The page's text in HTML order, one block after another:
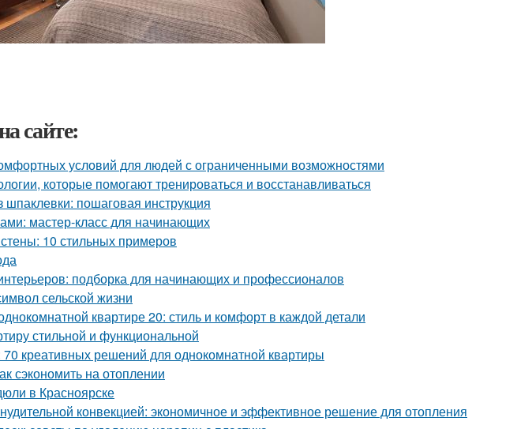
сайте:
условий для людей с ограниченными возможностями
которые помогают тренироваться и восстанавливаться
шпаклевки: пошаговая инструкция
мастер-класс для начинающих
10 стильных примеров
подборка для начинающих и профессионалов
сельской жизни
квартире 20: стиль и комфорт в каждой детали
стильной и функциональной
креативных решений для однокомнатной квартиры
сэкономить на отоплении
в Красноярске
конвекцией: экономичное и эффективное решение для отопления